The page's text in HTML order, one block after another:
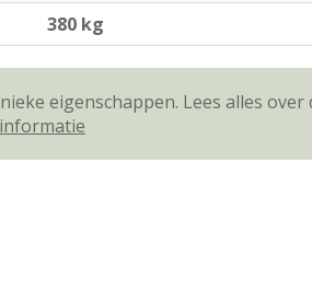
380 kg
eigenschappen. Lees alles over